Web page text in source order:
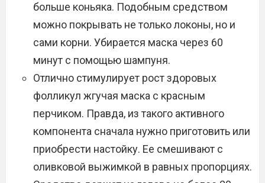
больше коньяка. Подобным средством
можно покрывать не только локоны, но и
сами корни. Убирается маска через 60
минут с помощью шампуня.
Отлично стимулирует рост здоровых
фолликул жгучая маска с красным
перчиком. Правда, из такого активного
компонента сначала нужно приготовить или
приобрести настойку. Ее смешивают с
оливковой выжимкой в равных пропорциях.